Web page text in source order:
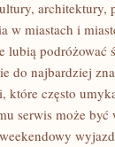
architektury,
w miastach i
lubią podróżować
do najbardziej
które często
serwis może